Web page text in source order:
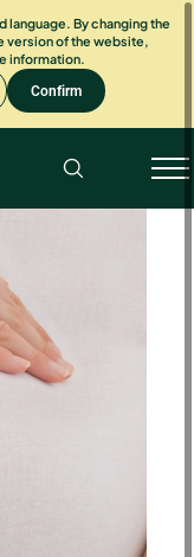
By changing the
version of the website,
information.
Confirm